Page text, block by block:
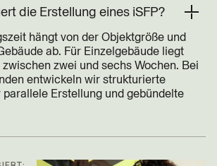
die Erstellung eines iSFP?
hängt von der Objektgröße und
ab. Für Einzelgebäude liegt
zwei und sechs Wochen. Bei
entwickeln wir strukturierte
Erstellung und gebündelte